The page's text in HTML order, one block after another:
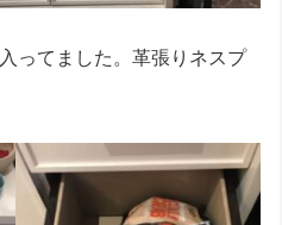
ってました。革張りネスプ